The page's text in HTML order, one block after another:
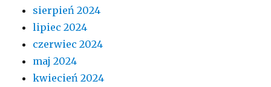
sierpień 2024
lipiec 2024
czerwiec 2024
maj 2024
kwiecień 2024